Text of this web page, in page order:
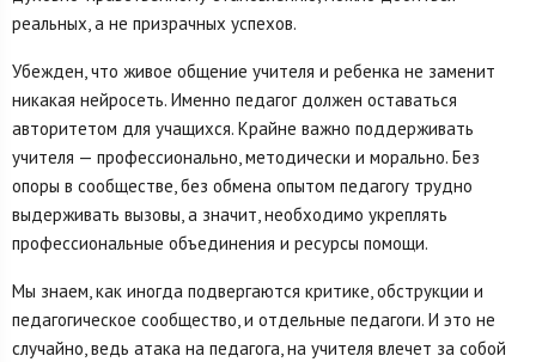
реальных, а не призрачных успехов.
Убежден, что живое общение учителя и ребенка не заменит
никакая нейросеть. Именно педагог должен оставаться
авторитетом для учащихся. Крайне важно поддерживать
учителя — профессионально, методически и морально. Без
опоры в сообществе, без обмена опытом педагогу трудно
выдерживать вызовы, а значит, необходимо укреплять
профессиональные объединения и ресурсы помощи.
Мы знаем, как иногда подвергаются критике, обструкции и
педагогическое сообщество, и отдельные педагоги. И это не
случайно, ведь атака на педагога, на учителя влечет за собой